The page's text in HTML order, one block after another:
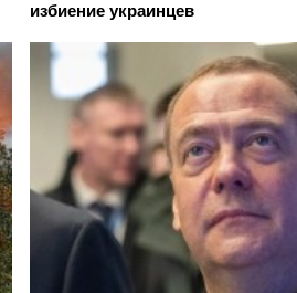
избиение украинцев